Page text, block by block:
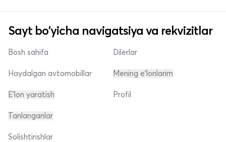
Sayt bo'yicha navigatsiya va rekvizitlar
Bosh sahifa
Haydalgan avtomobillar
E'lon yaratish
Dilerlar
Mening e'lonlarim
Profil
Tanlanganlar
Solishtirishlar